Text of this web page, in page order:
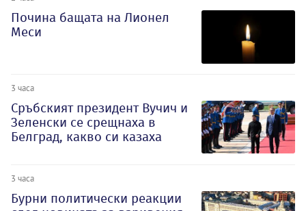
Почина бащата на Лионел
Меси
3 часа
Сръбският президент Вучич и
Зеленски се срещнаха в
Белград, какво си казаха
3 часа
Бурни политически реакции